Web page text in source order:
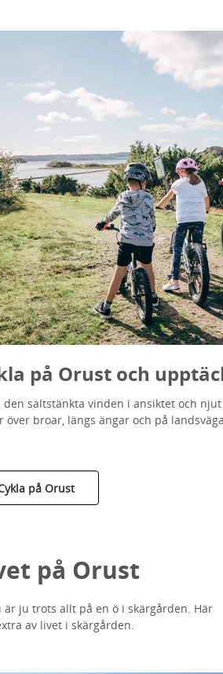
på Orust och
den saltstänkta vinden i ansiktet och
över broar, längs ängar och på
på Orust
på Orust
ju trots allt på en ö i skärgården. Här
av livet i skärgården.